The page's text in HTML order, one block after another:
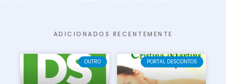
ADICIONADOS RECENTEMENTE
OUTRO PORTAL DESCONTOS